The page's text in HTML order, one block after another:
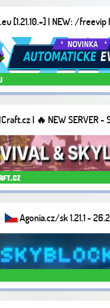
[1.21.10.+] | NEW: /freevip
DUNGEONS | AND MORE...
| 🔥 NEW SERVER -
Agonia.cz/sk 1.21.1 - 26.2